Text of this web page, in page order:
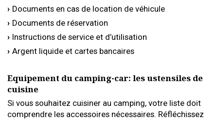
Documents en cas de location de véhicule
Documents de réservation
Instructions de service et d’utilisation
Argent liquide et cartes bancaires
Equipement du camping-car: les ustensiles de
cuisine
Si vous souhaitez cuisiner au camping, votre liste doit
comprendre les accessoires nécessaires. Réfléchissez